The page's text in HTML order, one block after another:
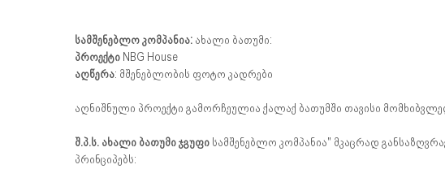
სამშენებლო კომპანია:ახალი ბათუმი:
პროექტიNBG House
აღწერა: მშენებლობის ფოტო კადრები
აღნიშნული პროექტი გამორჩეულია ქალაქ ბათუმში თავისი
შ.პ.ს. ახალი ბათუმი ჯგუფისამშენებლო კომპანია" მკაცრად
პრინციპებს: